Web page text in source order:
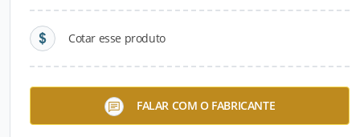
Cotar esse produto
FALAR COM O FABRICANTE
Bombas Submersíveis para
Esgoto ABS XFP PE 1 a 3
Efluentes ABS Scavenger EJ